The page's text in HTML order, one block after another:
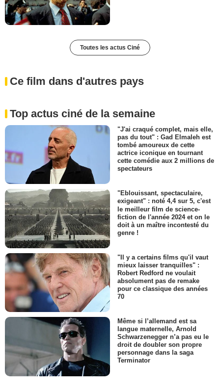
Toutes les actus Ciné
Ce film dans d'autres pays
Top actus ciné de la semaine
"J'ai craqué complet, mais elle,
pas du tout" : Gad Elmaleh est
tombé amoureux de cette
actrice iconique en tournant
cette comédie aux 2 millions de
spectateurs
"Eblouissant, spectaculaire,
exigeant" : noté 4,4 sur 5, c'est
le meilleur film de science-
fiction de l'année 2024 et on le
doit à un maître incontesté du
genre !
"Il y a certains films qu'il vaut
mieux laisser tranquilles" :
Robert Redford ne voulait
absolument pas de remake
pour ce classique des années
70
Même si l’allemand est sa
langue maternelle, Arnold
Schwarzenegger n’a pas eu le
droit de doubler son propre
personnage dans la saga
Terminator